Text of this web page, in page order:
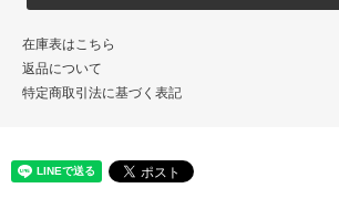
在庫表はこちら
返品について
特定商取引法に基づく表記